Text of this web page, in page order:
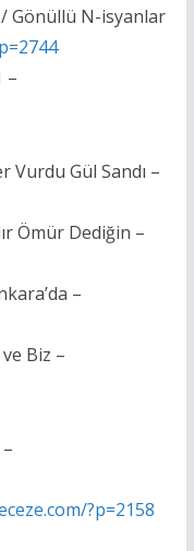
/ Gönüllü N-isyanlar
–
Vurdu Gül Sandı –
Ömür Dediğin –
–
Biz –
?p=2158